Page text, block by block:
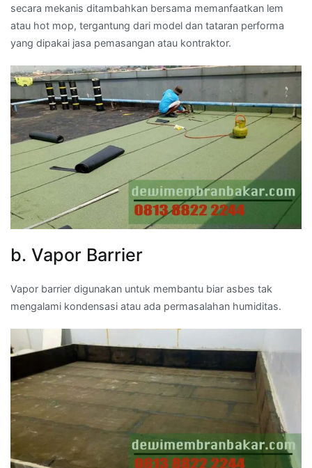
secara mekanis ditambahkan bersama memanfaatkan lem
atau hot mop, tergantung dari model dan tataran performa
yang dipakai jasa pemasangan atau kontraktor.
b. Vapor Barrier
Vapor barrier digunakan untuk membantu biar asbes tak
mengalami kondensasi atau ada permasalahan humiditas.